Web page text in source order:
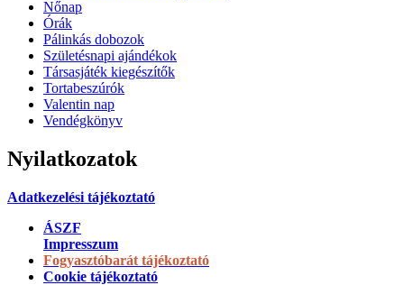
Nőnap
Órák
Pálinkás dobozok
Születésnapi ajándékok
Társasjáték kiegészítők
Tortabeszúrók
Valentin nap
Vendégkönyv
Nyilatkozatok
Adatkezelési tájékoztató
ÁSZF
Impresszum
Fogyasztóbarát tájékoztató
Cookie tájékoztató